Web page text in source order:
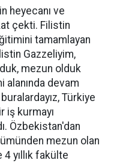
heyecanı ve
çekti. Filistin
tamamlayan
Gazzeliyim,
mezun olduk
devam
Türkiye
iş kurmayı
Özbekistan'dan
mezun olan
yıllık fakülte